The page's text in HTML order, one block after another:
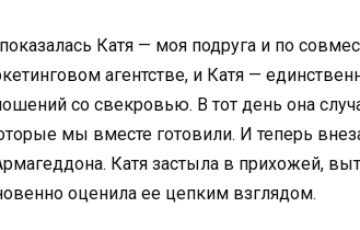
Катя — моя подруга и по
агентстве, и Катя —
со свекровью. В тот день она
мы вместе готовили. И теперь
Катя застыла в прихожей,
оценила ее цепким взглядом.